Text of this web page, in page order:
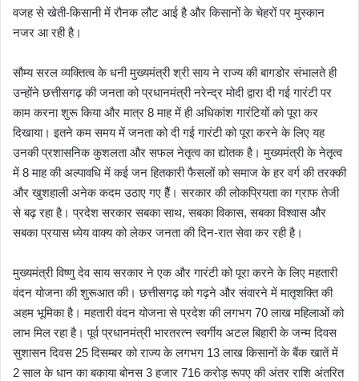
वजह से खेती-किसानी में रौनक लौट आई है और किसानों के चेहरों पर मुस्कान
नजर आ रही है।
सौम्य सरल व्यक्तित्व के धनी मुख्यमंत्री श्री साय ने राज्य की बागडोर संभालते ही
उन्होंने छत्तीसगढ़ की जनता को प्रधानमंत्री नरेन्द्र मोदी द्वारा दी गई गारंटी पर
काम करना शुरू किया और मात्र 8 माह में ही अधिकांश गारंटियों को पूरा कर
दिखाया। इतने कम समय में जनता को दी गई गारंटी को पूरा करने के लिए यह
उनकी प्रशासनिक कुशलता और सफल नेतृत्व का द्योतक है। मुख्यमंत्री के नेतृत्व
में 8 माह की अल्पावधि में कई जन हितकारी फैसलों को समाज के हर वर्ग की तरक्की
और खुशहाली अनेक कदम उठाए गए हैैं। सरकार की लोकप्रियता का ग्राफ तेजी
से बढ़ रहा है। प्रदेश सरकार सबका साथ, सबका विकास, सबका विश्वास और
सबका प्रयास ध्येय वाक्य को लेकर जनता की दिन-रात सेवा कर रही है।
मुख्यमंत्री विष्णु देव साय सरकार ने एक और गारंटी को पूरा करने के लिए महतारी
वंदन योजना की शुरूआत की। छत्तीसगढ़ को गढ़ने और संवारने में मातृशक्ति की
अहम भूमिका है। महतारी वंदन योजना से प्रदेश की लगभग 70 लाख महिलाओं को
लाभ मिल रहा है। पूर्व प्रधानमंत्री भारतरत्न स्वर्गीय अटल बिहारी के जन्म दिवस
सुशासन दिवस 25 दिसम्बर को राज्य के लगभग 13 लाख किसानों के बैंक खातें में
2 साल के धान का बकाया बोनस 3 हजार 716 करोड़ रूपए की अंतर राशि अंतरित